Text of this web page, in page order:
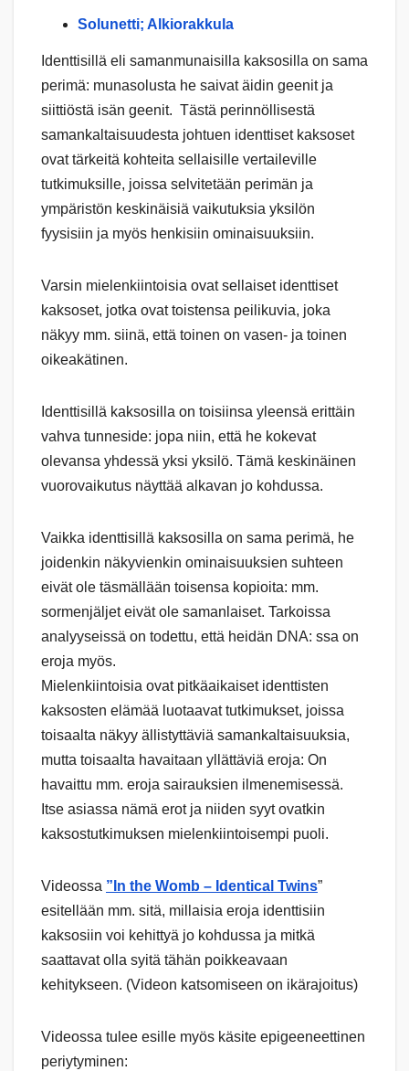
Solunetti; Alkiorakkula
Identtisillä eli samanmunaisilla kaksosilla on sama
perimä: munasolusta he saivat äidin geenit ja
siittiöstä isän geenit. Tästä perinnöllisestä
samankaltaisuudesta johtuen identtiset kaksoset
ovat tärkeitä kohteita sellaisille vertaileville
tutkimuksille, joissa selvitetään perimän ja
ympäristön keskinäisiä vaikutuksia yksilön
fyysisiin ja myös henkisiin ominaisuuksiin.
Varsin mielenkiintoisia ovat sellaiset identtiset
kaksoset, jotka ovat toistensa peilikuvia, joka
näkyy mm. siinä, että toinen on vasen- ja toinen
oikeakätinen.
Identtisillä kaksosilla on toisiinsa yleensä erittäin
vahva tunneside: jopa niin, että he kokevat
olevansa yhdessä yksi yksilö. Tämä keskinäinen
vuorovaikutus näyttää alkavan jo kohdussa.
Vaikka identtisillä kaksosilla on sama perimä, he
joidenkin näkyvienkin ominaisuuksien suhteen
eivät ole täsmällään toisensa kopioita: mm.
sormenjäljet eivät ole samanlaiset. Tarkoissa
analyyseissä on todettu, että heidän DNA: ssa on
eroja myös.
Mielenkiintoisia ovat pitkäaikaiset identtisten
kaksosten elämää luotaavat tutkimukset, joissa
toisaalta näkyy ällistyttäviä samankaltaisuuksia,
mutta toisaalta havaitaan yllättäviä eroja: On
havaittu mm. eroja sairauksien ilmenemisessä.
Itse asiassa nämä erot ja niiden syyt ovatkin
kaksostutkimuksen mielenkiintoisempi puoli.
Videossa ”In the Womb – Identical Twins”
esitellään mm. sitä, millaisia eroja identtisiin
kaksosiin voi kehittyä jo kohdussa ja mitkä
saattavat olla syitä tähän poikkeavaan
kehitykseen. (Videon katsomiseen on ikärajoitus)
Videossa tulee esille myös käsite epigeeneettinen
periytyminen: